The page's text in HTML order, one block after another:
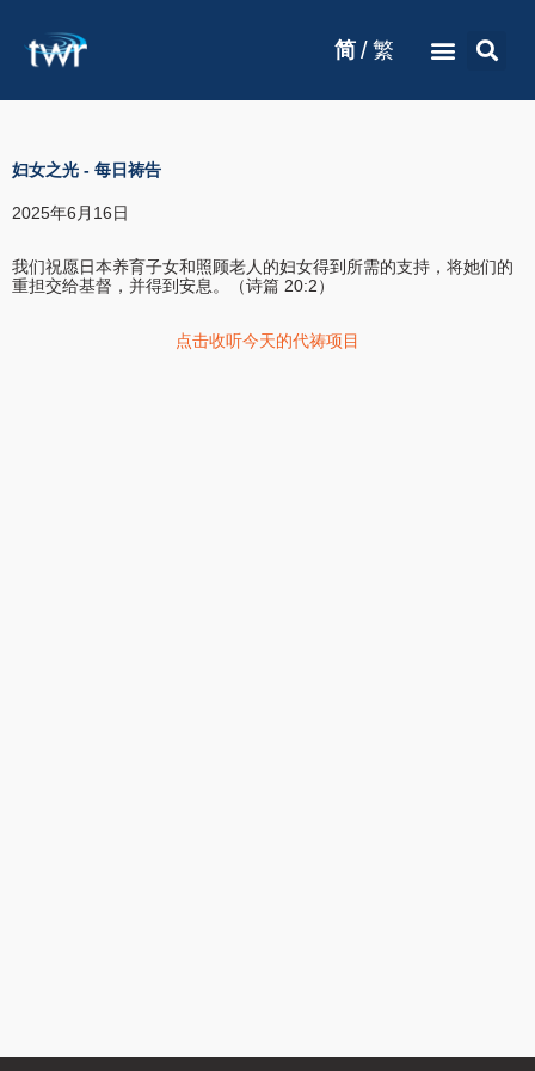
简 / 繁
妇女之光 - 每日祷告
2025年6月16日
我们祝愿日本养育子女和照顾老人的妇女得到所需的支持，将她们的
重担交给基督，并得到安息。（诗篇 20:2）
点击收听今天的代祷项目